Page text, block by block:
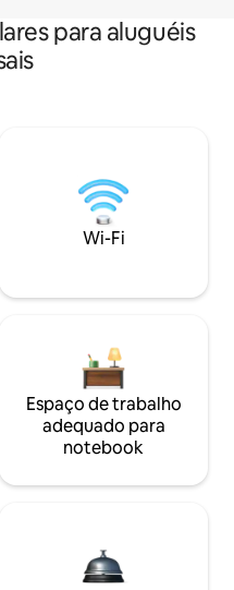
para aluguéis
Wi-Fi
Espaço de trabalho
adequado para
notebook